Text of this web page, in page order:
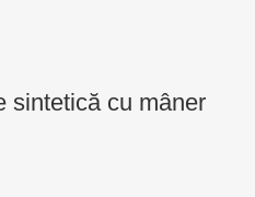
sintetică cu mâner